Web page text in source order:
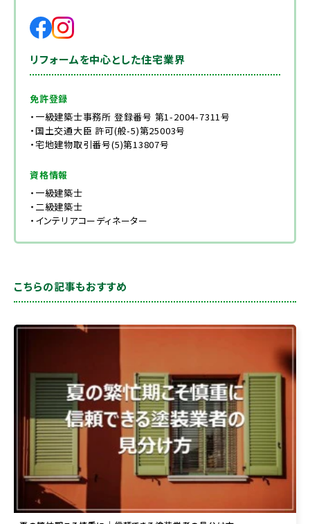
リフォームを中心とした住宅業界
免許登録
・一級建築士事務所 登録番号 第1-2004-7311号
・国土交通大臣 許可(般-5)第25003号
・宅地建物取引番号(5)第13807号
資格情報
・一級建築士
・二級建築士
・インテリアコーディネーター
こちらの記事もおすすめ